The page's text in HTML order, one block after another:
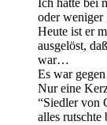
Ich hatte bei
oder weniger
Heute ist er
ausgelöst,
war…
Es war
Nur eine
“Siedler von
alles